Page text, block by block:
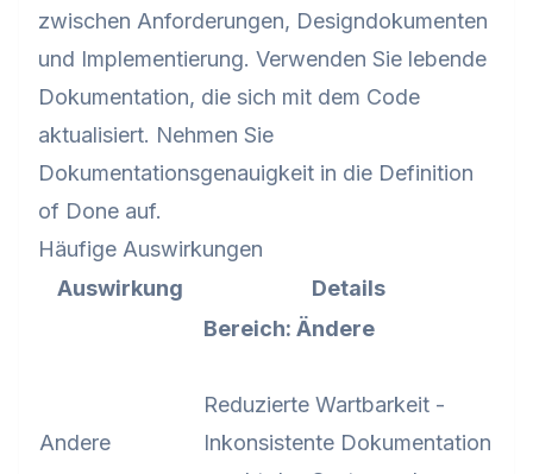
zwischen Anforderungen, Designdokumenten
und Implementierung. Verwenden Sie lebende
Dokumentation, die sich mit dem Code
aktualisiert. Nehmen Sie
Dokumentationsgenauigkeit in die Definition
of Done auf.
Häufige Auswirkungen
Auswirkung
Details
Andere
Bereich: Ändere
Reduzierte Wartbarkeit -
Inkonsistente Dokumentation